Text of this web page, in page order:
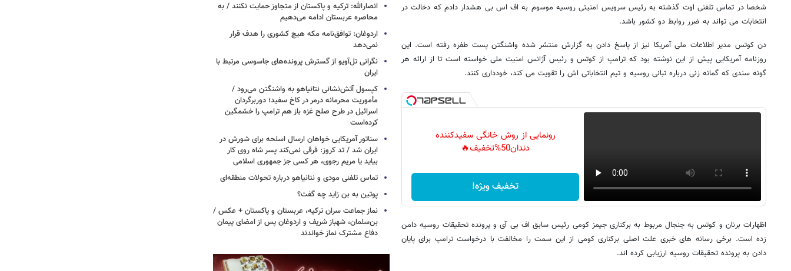
شخصا در تماس تلفنی اوت گذشته به رئیس سرویس امنیتی روسیه موسوم به اف اس بی هشدار دادم که دخالت در
انتخابات می تواند به ضرر روابط دو کشور باشد.
دن کوتس مدیر اطلاعات ملی آمریکا نیز از پاسخ دادن به گزارش منتشر شده واشنگتن پست طفره رفته است. این
روزنامه آمریکایی پیش از این نوشته بود که ترامپ از کوتس و رئیس آژانس امنیت ملی خواسته است تا از ارائه هر
گونه سندی که گمانه زنی درباره تبانی روسیه و تیم انتخاباتی اش را تقویت می کند، خودداری کنند.
رونمایی از روش خانگی سفیدکننده
دندان50%تخفیف🔥
تخفیف ویژه!
اظهارات برنان و کوتس به جنجال مربوط به برکناری جیمز کومی رئیس سابق اف بی آی و پرونده تحقیقات روسیه دامن
زده است. برخی رسانه های خبری علت اصلی برکناری کومی از این سمت را مخالفت با درخواست ترامپ برای پایان
دادن به پرونده تحقیقات روسیه ارزیابی کرده اند.
انصارالله: ترکیه و پاکستان از متجاوز حمایت نکنند / به
محاصره عربستان ادامه می‌دهیم
اردوغان: توافق‌نامه مکه هیچ کشوری را هدف قرار
نمی‌دهد
نگرانی تل‌آویو از گسترش پرونده‌های جاسوسی مرتبط با
ایران
کپسول آتش‌نشانی نتانیاهو به واشنگتن می‌رود /
مأموریت محرمانه درمر در کاخ سفید؛ دوربرگردان
اسرائیل در طرح صلح غزه باز هم ترامپ را خشمگین
کرده‌است
سناتور آمریکایی خواهان ارسال اسلحه برای شورش در
ایران شد / تد کروز: فرقی نمی‌کند پسر شاه روی کار
بیاید یا مریم رجوی، هر کسی جز جمهوری اسلامی
تماس تلفنی مودی و نتانیاهو درباره تحولات منطقه‌ای
پوتین به بن زاید چه گفت؟
نماز جماعت سران ترکیه، عربستان و پاکستان + عکس /
بن‌سلمان، شهباز شریف و اردوغان پس از امضای پیمان
دفاع مشترک نماز خواندند